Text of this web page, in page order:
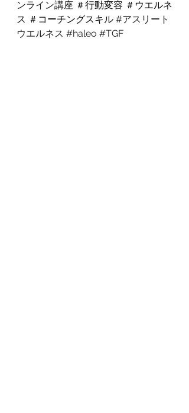
ンライン講座 ＃行動変容 ＃ウエルネ
ス ＃コーチングスキル #アスリート
ウエルネス #haleo #TGF